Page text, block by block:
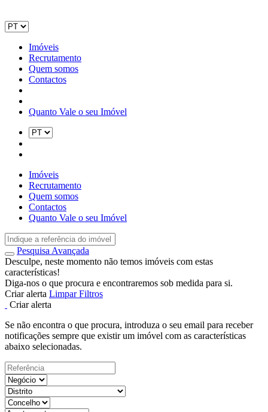
Imóveis
Recrutamento
Quem somos
Contactos
Quanto Vale o seu Imóvel
Imóveis
Recrutamento
Quem somos
Contactos
Quanto Vale o seu Imóvel
Pesquisa Avançada
Desculpe, neste momento não temos imóveis com estas
características!
Diga-nos o que procura e encontraremos sob medida para si.
Criar alerta Limpar Filtros
Criar alerta
Se não encontra o que procura, introduza o seu email para receber
notificações sempre que existir um imóvel com as características
abaixo selecionadas.